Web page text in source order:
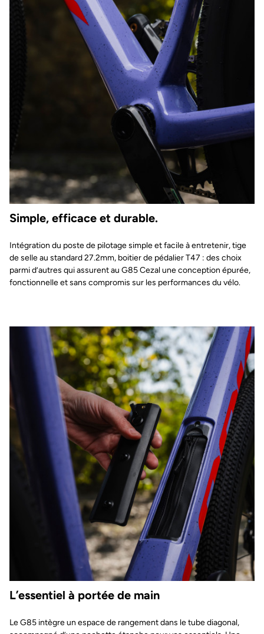
Simple, efficace et durable.
Intégration du poste de pilotage simple et facile à entretenir, tige
de selle au standard 27.2mm, boitier de pédalier T47 : des choix
parmi d’autres qui assurent au G85 Cezal une conception épurée,
fonctionnelle et sans compromis sur les performances du vélo.
L’essentiel à portée de main
Le G85 intègre un espace de rangement dans le tube diagonal,